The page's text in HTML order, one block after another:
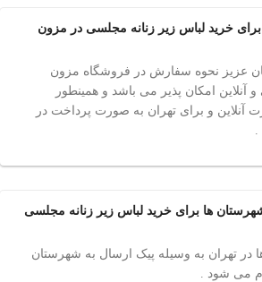
خرید لباس زیر زنانه مجلسی در مزون
عزیز نحوه سفارش در فروشگاه مزون
آنلاین امکان پذیر می باشد و همینطور
آنلاین و برای تهران به صورت پرداخت در
.
ها برای خرید لباس زیر زنانه مجلسی
در تهران به وسیله پیک ارسال به شهرستان
می شود .